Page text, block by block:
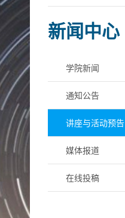
新闻中心
学院新闻
通知公告
讲座与活动预告
媒体报道
在线投稿